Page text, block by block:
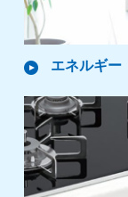
エネルギー